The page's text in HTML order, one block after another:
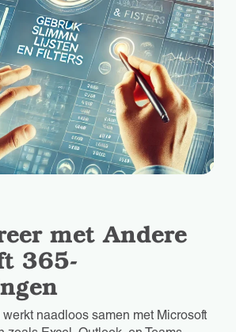
met Andere
365-
naadloos samen met Microsoft